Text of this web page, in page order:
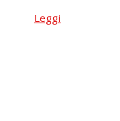
Leggi